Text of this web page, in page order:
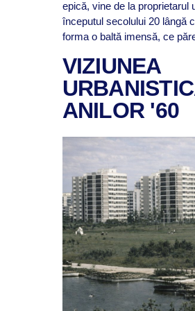
epică, vine de la proprietarul
începutul secolului 20 lângă
forma o baltă imensă, ce
VIZIUNEA
ANILOR '60